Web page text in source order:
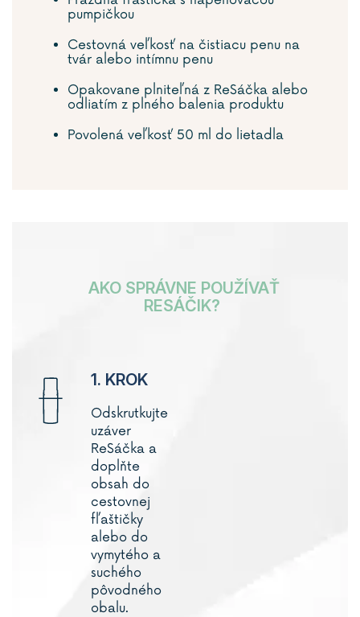
pumpičkou
Cestovná veľkosť na čistiacu penu na
tvár alebo intímnu penu
Opakovane plniteľná z ReSáčka alebo
odliatím z plného balenia produktu
Povolená veľkosť 50 ml do lietadla
AKO SPRÁVNE POUŽÍVAŤ
RESÁČIK?
1. KROK
Odskrutkujte
uzáver
ReSáčka a
doplňte
obsah do
cestovnej
fľaštičky
alebo do
vymytého a
suchého
pôvodného
obalu.